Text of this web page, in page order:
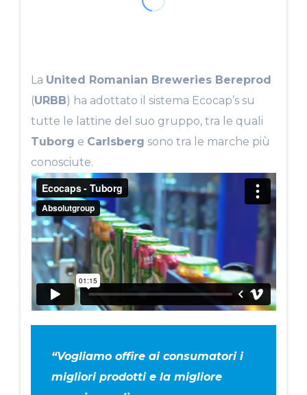
La United Romanian Breweries Bereprod
(URBB) ha adottato il sistema Ecocap’s su
tutte le lattine del suo gruppo, tra le quali
Tuborg e Carlsberg sono tra le marche più
conosciute.
“Vogliamo offire ai consumatori i
migliori prodotti e la migliore